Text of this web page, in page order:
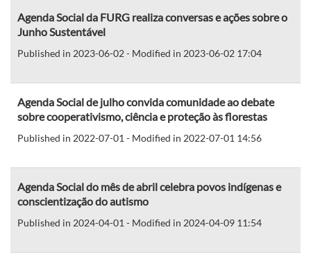
Agenda Social da FURG realiza conversas e ações sobre o
Junho Sustentável
Published in 2023-06-02 - Modified in 2023-06-02 17:04
Agenda Social de julho convida comunidade ao debate
sobre cooperativismo, ciência e proteção às florestas
Published in 2022-07-01 - Modified in 2022-07-01 14:56
Agenda Social do mês de abril celebra povos indígenas e
conscientização do autismo
Published in 2024-04-01 - Modified in 2024-04-09 11:54